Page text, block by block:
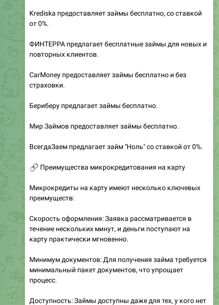
Krediska предоставляет займы бесплатно, со ставкой
от 0%.
ФИНТЕРРА предлагает бесплатные займы для новых и
повторных клиентов.
CarMoney предоставляет займы бесплатно и без
страховки.
Бериберу предлагает займы бесплатно.
Мир Займов предоставляет займы бесплатно.
ВсегдаЗаем предлагает займ "Ноль" со ставкой от 0%.
Преимущества микрокредитования на карту
Микрокредиты на карту имеют несколько ключевых
преимуществ:
Скорость оформления: Заявка рассматривается в
течение нескольких минут, и деньги поступают на
карту практически мгновенно.
Минимум документов: Для получения займа требуется
минимальный пакет документов, что упрощает
процесс.
Доступность: Займы доступны даже для тех, у кого нет